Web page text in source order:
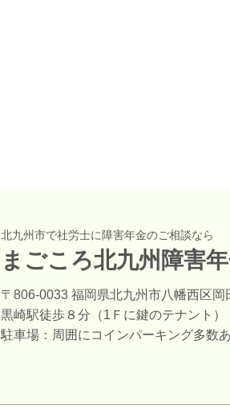
北九州市で社労士に障害年金のご相談なら
まごころ北九州障害
〒806-0033 福岡県北九州市八幡西区
黒崎駅徒歩８分（1Ｆに鍵のテナント）
駐車場：周囲にコインパーキング多数